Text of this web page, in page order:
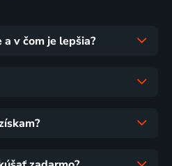
v čom je lepšia?